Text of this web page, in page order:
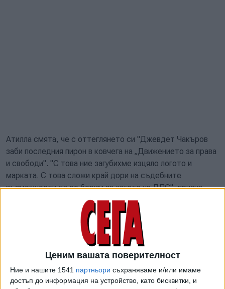
Ценим вашата поверителност
Ние и нашите 1541 партньори съхраняваме и/или имаме
достъп до информация на устройство, като бисквитки, и
Атилла смята, че с оттеглянето си "Джевдет Чакъров
заби последния пирон в ковчега на „Движението за права
и свободи". "С това ние загубихме изцяло логото и
марката. С това сложи край дори на съдебните
възможности да се борим за логото на ДПС", призна
Атилла обясни, че предателството на Чакъров е било
голяма изненада и че поведението му след Нова година е
било странно. Той обяви, че вече е открит пътят за нов
политически проект, за който се говори още от ноември
миналата година: